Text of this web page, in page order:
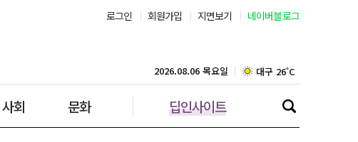
로그인 회원가입 지면보기 네이버블로그
사회 문화 딥인사이트
2026.08.06 목요일 대구 26˚C
인천 29˚C